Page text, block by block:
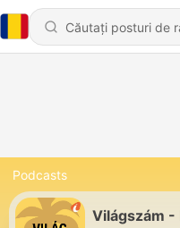
Podcasts
Világszám -